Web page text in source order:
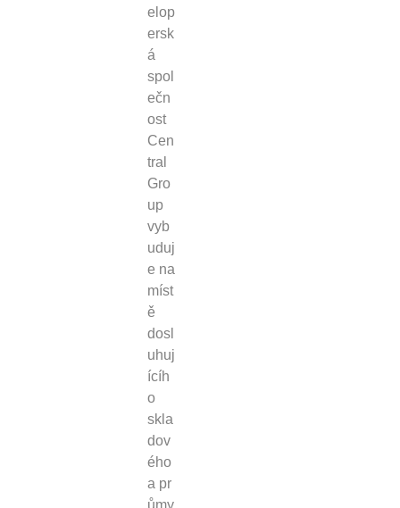
elop
ersk
á
spol
ečn
ost
Cen
tral
Gro
up
vyb
uduj
e na
míst
ě
dosl
uhuj
ícíh
o
skla
dov
ého
a pr